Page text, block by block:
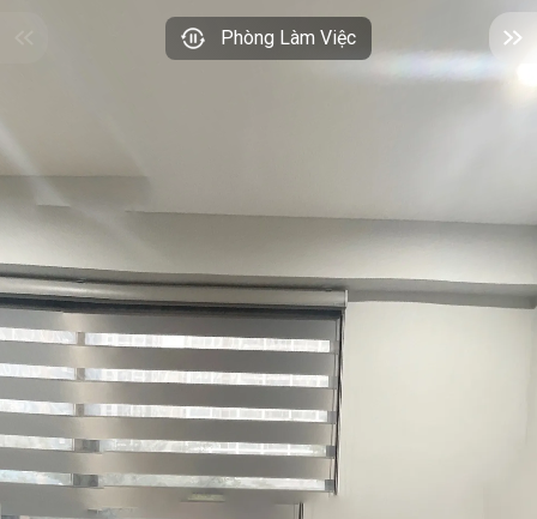
Phòng Làm Việc